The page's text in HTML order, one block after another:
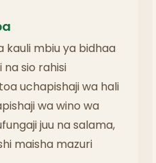
kauli mbiu ya bidhaa
na sio rahisi
uchapishaji wa hali
wa wino wa
juu na salama,
maisha mazuri